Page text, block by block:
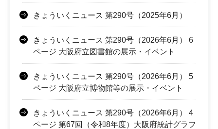
きょういくニュース 第290号（2025年6月）
きょういくニュース 第290号（2026年6月） 6
ページ 大阪府立図書館の展示・イベント
きょういくニュース 第290号（2026年6月） 5
ページ 大阪府立博物館等の展示・イベント
きょういくニュース 第290号（2026年6月） 4
ページ 第67回（令和8年度）大阪府統計グラフ